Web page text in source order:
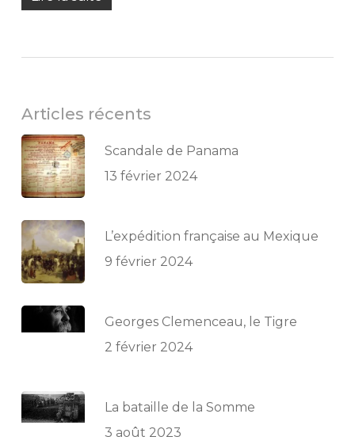
Articles récents
Scandale de Panama
13 février 2024
L’expédition française au Mexique
9 février 2024
Georges Clemenceau, le Tigre
2 février 2024
La bataille de la Somme
3 août 2023